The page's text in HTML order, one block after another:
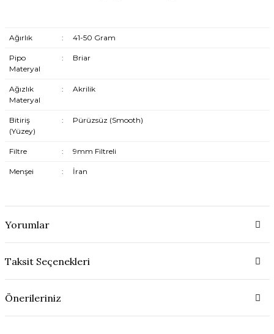
Ağırlık : 41-50 Gram
Pipo
Materyal
: Briar
Ağızlık
Materyal
: Akrilik
Bitiriş
(Yüzey)
: Pürüzsüz (Smooth)
Filtre : 9mm Filtreli
Menşei : İran
Yorumlar
Taksit Seçenekleri
Önerileriniz